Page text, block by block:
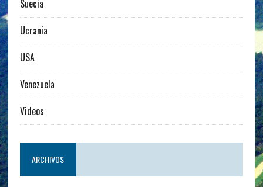
Suecia
Ucrania
USA
Venezuela
Videos
ARCHIVOS